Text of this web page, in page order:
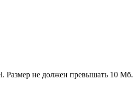
Размер не должен превышать 10 Мб.